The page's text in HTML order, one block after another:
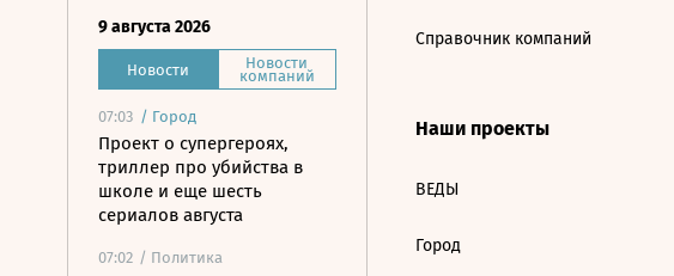
9 августа 2026
Новости Новости
компаний
07:03 / Город
Проект о супергероях,
триллер про убийства в
школе и еще шесть
сериалов августа
07:02 / Политика
Справочник компаний
Наши проекты
ВЕДЫ
Город